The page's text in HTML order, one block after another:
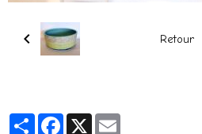
Retour
PartagerFacebook
X